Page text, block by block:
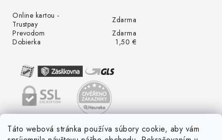
Táto webová stránka používa súbory cookie, aby vám
Online kartou -
Trustpay
Zdarma
Prevodom
Zdarma
Dobierka
1,50 €